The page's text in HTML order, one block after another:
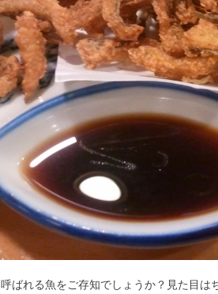
ばれる魚をご存知でしょうか？見た目